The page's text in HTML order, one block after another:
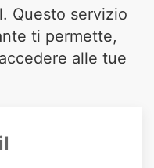
Questo servizio
ti permette,
alle tue